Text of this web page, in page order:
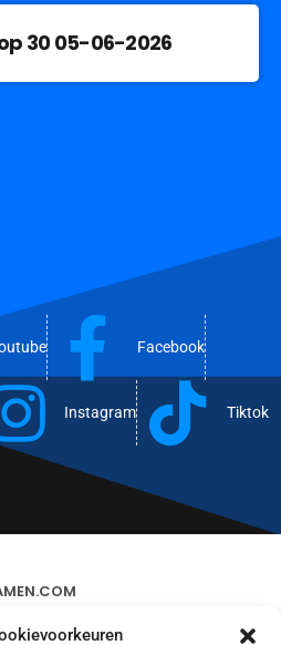
30 05-06-2026
Facebook
Instagram Tiktok